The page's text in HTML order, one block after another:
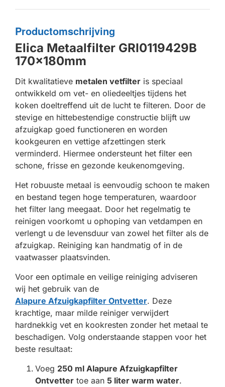
Productomschrijving
Elica Metaalfilter GRI0119429B
170x180mm
Dit kwalitatieve metalen vetfilter is speciaal
ontwikkeld om vet- en oliedeeltjes tijdens het
koken doeltreffend uit de lucht te filteren. Door de
stevige en hittebestendige constructie blijft uw
afzuigkap goed functioneren en worden
kookgeuren en vettige afzettingen sterk
verminderd. Hiermee ondersteunt het filter een
schone, frisse en gezonde keukenomgeving.
Het robuuste metaal is eenvoudig schoon te maken
en bestand tegen hoge temperaturen, waardoor
het filter lang meegaat. Door het regelmatig te
reinigen voorkomt u ophoping van vetdampen en
verlengt u de levensduur van zowel het filter als de
afzuigkap. Reiniging kan handmatig of in de
vaatwasser plaatsvinden.
Voor een optimale en veilige reiniging adviseren
wij het gebruik van de
Alapure Afzuigkapfilter Ontvetter. Deze
krachtige, maar milde reiniger verwijdert
hardnekkig vet en kookresten zonder het metaal te
beschadigen. Volg onderstaande stappen voor het
beste resultaat:
Voeg 250 ml Alapure Afzuigkapfilter
Ontvetter toe aan 5 liter warm water.